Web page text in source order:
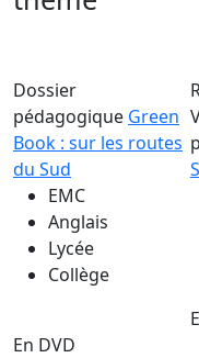
Dossier
pédagogique Green
Book : sur les routes
du Sud
EMC
Anglais
Lycée
Collège
En DVD